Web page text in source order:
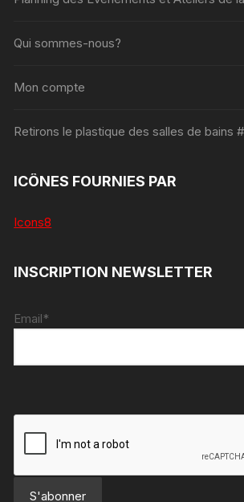
Qui sommes-nous?
Mon compte
Retirons le plastique des salles de bains
ICÔNES FOURNIES PAR
Icons8
INSCRIPTION NEWSLETTER
Email*